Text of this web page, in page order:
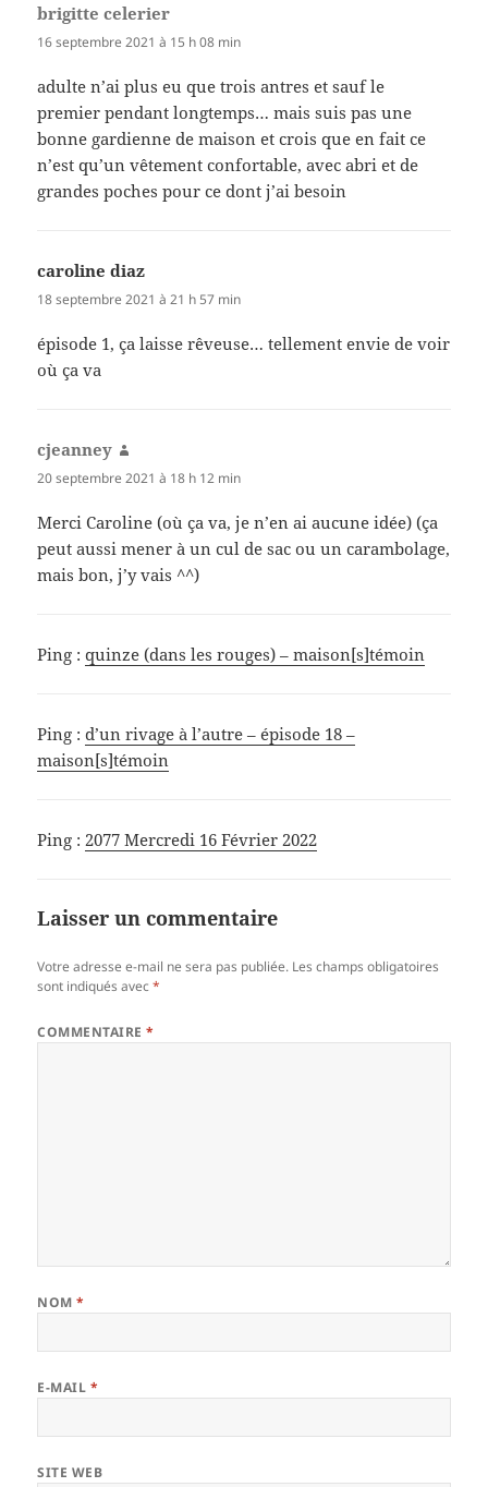
brigitte celerier
16 septembre 2021 à 15 h 08 min
adulte n’ai plus eu que trois antres et sauf le
premier pendant longtemps… mais suis pas une
bonne gardienne de maison et crois que en fait ce
n’est qu’un vêtement confortable, avec abri et de
grandes poches pour ce dont j’ai besoin
caroline diaz
18 septembre 2021 à 21 h 57 min
épisode 1, ça laisse rêveuse… tellement envie de voir
où ça va
cjeanney
20 septembre 2021 à 18 h 12 min
Merci Caroline (où ça va, je n’en ai aucune idée) (ça
peut aussi mener à un cul de sac ou un carambolage,
mais bon, j’y vais ^^)
Ping :quinze (dans les rouges) – maison[s]témoin
Ping :d’un rivage à l’autre – épisode 18 –
maison[s]témoin
Ping :2077 Mercredi 16 Février 2022
Laisser un commentaire
Votre adresse e-mail ne sera pas publiée. Les champs obligatoires
sont indiqués avec*
COMMENTAIRE*
NOM*
E-MAIL *
SITE WEB